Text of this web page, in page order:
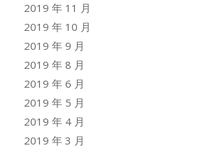
2019 年 11 月
2019 年 10 月
2019 年 9 月
2019 年 8 月
2019 年 6 月
2019 年 5 月
2019 年 4 月
2019 年 3 月